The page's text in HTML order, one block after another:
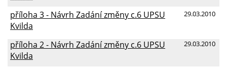
29.03.2010
příloha 3 - Návrh Zadání změny c.6 UPSU
Kvilda
29.03.2010
příloha 2 - Návrh Zadání změny c.6 UPSU
Kvilda